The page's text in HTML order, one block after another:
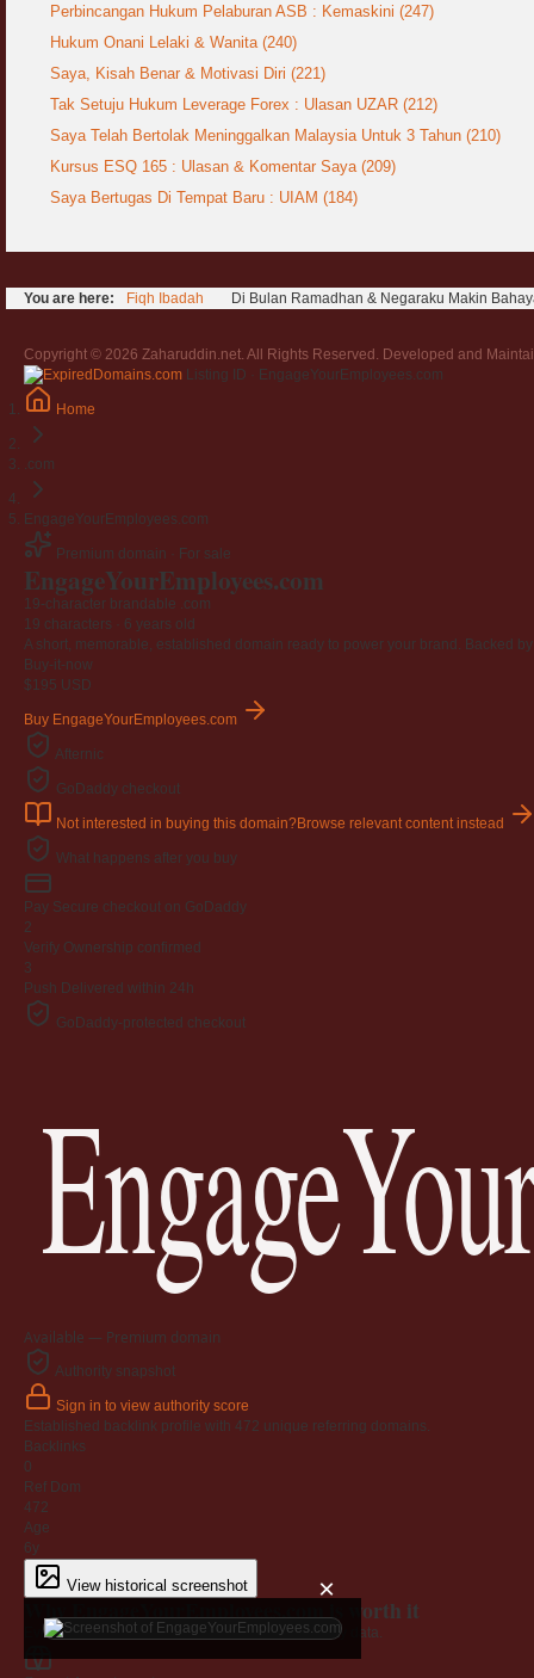
Perbincangan Hukum Pelaburan ASB : Kemaskini (247)
Hukum Onani Lelaki & Wanita (240)
Saya, Kisah Benar & Motivasi Diri (221)
Tak Setuju Hukum Leverage Forex : Ulasan UZAR (212)
Saya Telah Bertolak Meninggalkan Malaysia Untuk 3 Tahun (210)
Kursus ESQ 165 : Ulasan & Komentar Saya (209)
Saya Bertugas Di Tempat Baru : UIAM (184)
You are here: Fiqh Ibadah Di Bulan Ramadhan & Negaraku Makin
Copyright © 2026 Zaharuddin.net. All Rights Reserved. Developed and
Listing ID · EngageYourEmployees.com
Home
.com
EngageYourEmployees.com
Premium domain · For sale
EngageYourEmployees.com
19-character brandable .com
19 characters · 6 years old
A short, memorable, established domain ready to power your brand. Backed
Buy-it-now
$195 USD
Buy EngageYourEmployees.com
Afternic
GoDaddy checkout
Not interested in buying this domain?Browse relevant content instead
What happens after you buy
Pay Secure checkout on GoDaddy
2
Verify Ownership confirmed
3
Push Delivered within 24h
GoDaddy-protected checkout
Available — Premium domain
Authority snapshot
Sign in to view authority score
Established backlink profile with 472 unique referring domains.
Backlinks
0
Ref Dom
472
Age
6y
View historical screenshot ×
Why EngageYourEmployees.com is worth it
Every claim below is backed by verified third-party data.